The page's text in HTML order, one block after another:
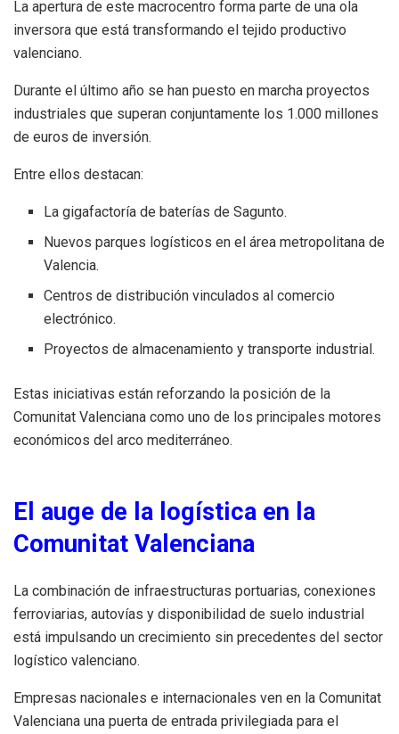
La apertura de este macrocentro forma parte de una ola
inversora que está transformando el tejido productivo
valenciano.
Durante el último año se han puesto en marcha proyectos
industriales que superan conjuntamente los 1.000 millones
de euros de inversión.
Entre ellos destacan:
La gigafactoría de baterías de Sagunto.
Nuevos parques logísticos en el área metropolitana de
Valencia.
Centros de distribución vinculados al comercio
electrónico.
Proyectos de almacenamiento y transporte industrial.
Estas iniciativas están reforzando la posición de la
Comunitat Valenciana como uno de los principales motores
económicos del arco mediterráneo.
El auge de la logística en la
Comunitat Valenciana
La combinación de infraestructuras portuarias, conexiones
ferroviarias, autovías y disponibilidad de suelo industrial
está impulsando un crecimiento sin precedentes del sector
logístico valenciano.
Empresas nacionales e internacionales ven en la Comunitat
Valenciana una puerta de entrada privilegiada para el